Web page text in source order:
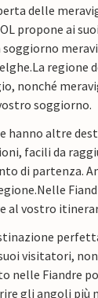
delle
propone ai
La regione
nonché
soggiorno.
hanno altre
facili da
di partenza.
Nelle
al vostro
visitatori,
nelle Fiandre
gli angoli più